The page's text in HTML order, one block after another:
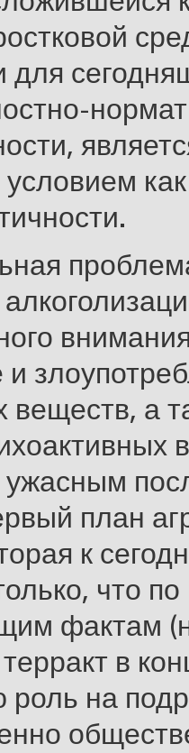
для
веществ, а
план
к
что
фактам
в
роль на